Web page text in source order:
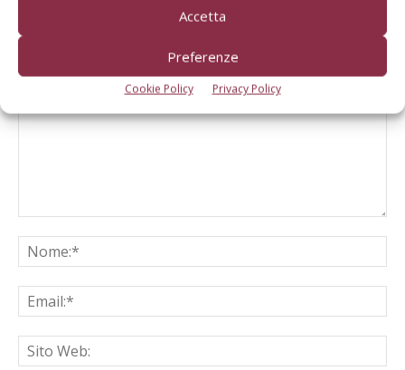
Accetta
Preferenze
Cookie Policy Privacy Policy
LASCIA UN COMMENTO